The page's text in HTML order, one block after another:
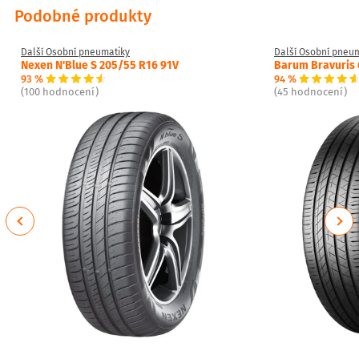
Podobné produkty
Další Osobní pneumatiky
Nexen N'Blue S 205/55 R16 91V
93 %
(100 hodnocení)
Další Osobní
Barum Bravuris
94 %
(45 hodnocení)
Previous Next